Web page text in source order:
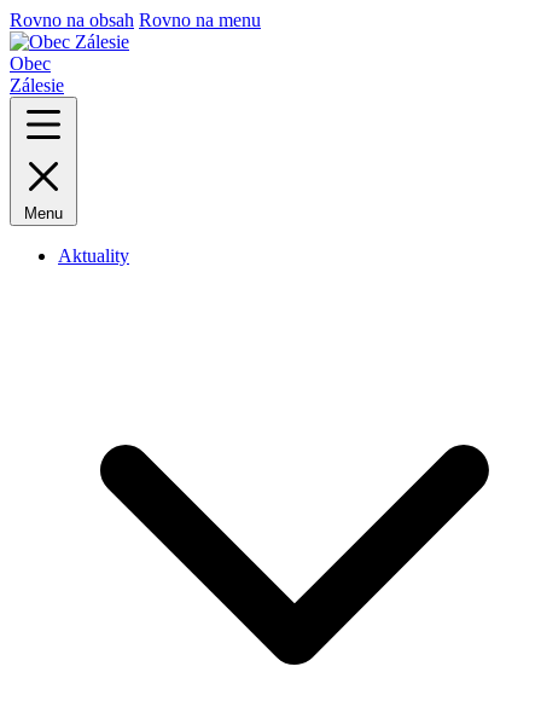
Rovno na obsah Rovno na menu
Obec
Zálesie
Menu
Aktuality